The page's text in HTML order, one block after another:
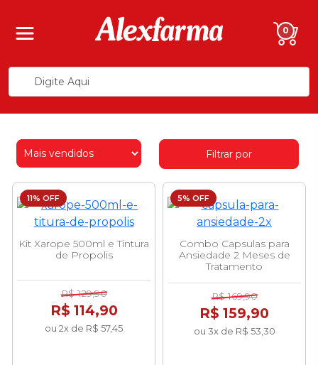
0
Filtrar por
11% OFF
Kit Xarope 500ml e Tintura
de Propolis
R$ 129,90
R$ 114,90
ou 2x de R$ 57,45
5% OFF
Combo Capsulas para
Ansiedade 2 Meses de
Tratamento
R$ 169,90
R$ 159,90
ou 3x de R$ 53,30